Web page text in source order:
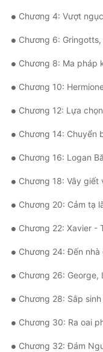
Chương 4: Vượt
Chương 6:
Chương 8: Ma pháp
Chương 10:
Chương 12: Lựa
Chương 14: Chuyển
Chương 16: Logan
Chương 18: Vây giết
Chương 20: Cảm tạ
Chương 22: Xavier -
Chương 24: Đến nhà
Chương 26: George,
Chương 28: Sắp
Chương 30: Ra oai
Chương 32: Đám